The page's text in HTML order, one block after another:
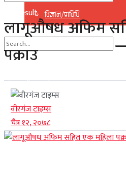
विज्ञान/प्राविधि
No Result
View All Result
No Result
View All Result
लागूऔषध अफिम
पक्राउ
वीरगंज टाइम्स
चैत्र १२, २०७८